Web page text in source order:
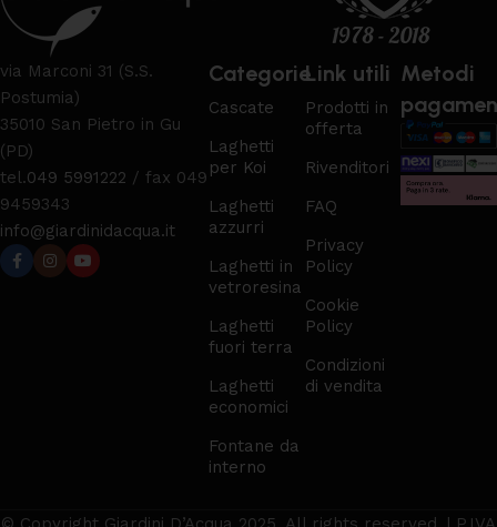
via Marconi 31 (S.S.
Postumia)
35010 San Pietro in Gu
(PD)
tel.049 5991222 / fax 049
9459343
info@giardinidacqua.it
Categorie
Cascate
Laghetti
per Koi
Laghetti
azzurri
Laghetti in
vetroresina
Laghetti
fuori terra
Laghetti
economici
Fontane da
interno
Link utili
Prodotti in
offerta
Rivenditori
FAQ
Privacy
Policy
Cookie
Policy
Condizioni
di vendita
Metodi